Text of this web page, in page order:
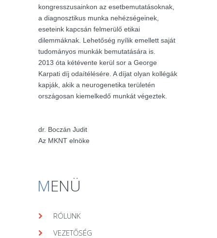
kongresszusainkon az esetbemutatásoknak,
a diagnosztikus munka nehézségeinek,
eseteink kapcsán felmerülő etikai
dilemmáknak. Lehetőség nyílik emellett saját
tudományos munkák bemutatására is.
2013 óta kétévente kerül sor a George
Karpati díj odaítélésére. A díjat olyan kollégák
kapják, akik a neurogenetika területén
országosan kiemelkedő munkát végeztek.
dr. Boczán Judit
Az MKNT elnöke
MENÜ
RÓLUNK
VEZETŐSÉG